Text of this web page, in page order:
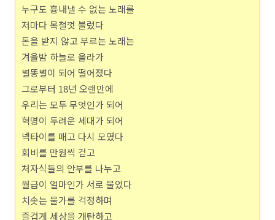
누구도 흉내낼 수 없는 노래를
저마다 목철껏 불렀다
돈을 받지 않고 부르는 노래는
겨울밤 하늘로 올라가
별똥별이 되어 떨어졌다
그로부터 18년 오랜만에
우리는 모두 무엇인가 되어
혁명이 두려운 세대가 되어
넥타이를 매고 다시 모였다
회비를 만원씩 걷고
처자식들의 안부를 나누고
월급이 얼마인가 서로 물었다
치솟는 물가를 걱정하며
즐겁게 세상을 개탄하고